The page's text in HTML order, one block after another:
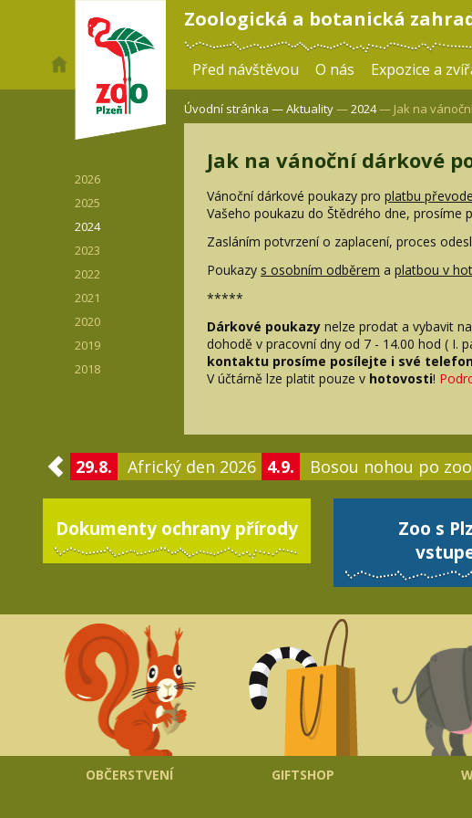
Zoologická a botanická
Před návštěvou O nás Expozice a
2026
2025
2024
2023
2022
2021
2020
2019
2018
Úvodní stránka —Aktuality—2024— Jak na
Jak na vánoční dárkové
Vánoční dárkové poukazy pro platbu
Vašeho poukazu do Štědrého dne,
Zasláním potvrzení o zaplacení, proces
Poukazy s osobním odběrem a platbou v
*****
Dárkové poukazy nelze prodat a vybavit
dohodě v pracovní dny od 7 - 14.00 hod ( I.
kontaktu prosíme posílejte i své
V účtárně lze platit pouze v hotovosti!
29.8. Africký den 2026 4.9. Bosou nohou po zoo
Dokumenty ochrany přírody
Zoo s
OBČERSTVENÍ GIFTSHOP